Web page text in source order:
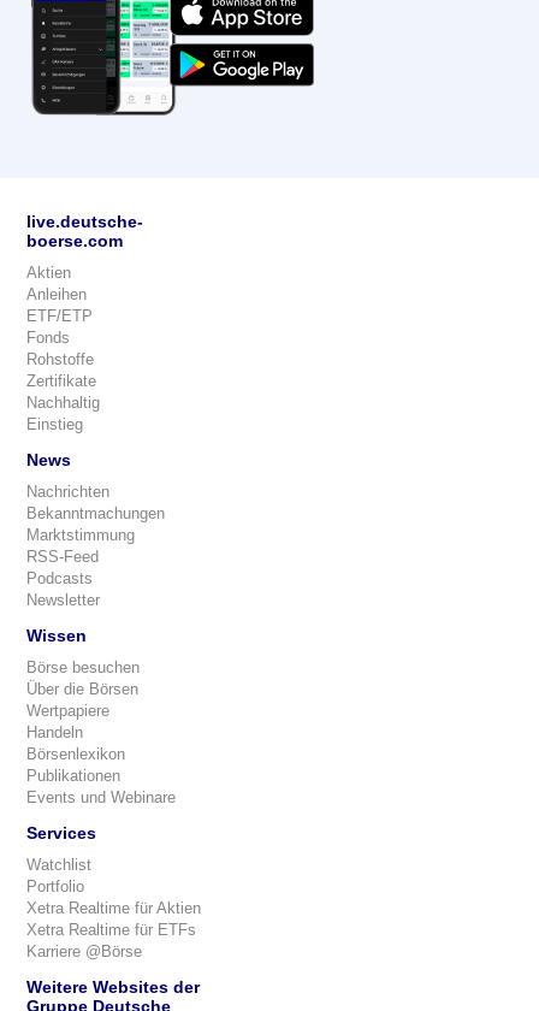
live.deutsche-
boerse.com
Aktien
Anleihen
ETF/ETP
Fonds
Rohstoffe
Zertifikate
Nachhaltig
Einstieg
News
Nachrichten
Bekanntmachungen
Marktstimmung
RSS-Feed
Podcasts
Newsletter
Wissen
Börse besuchen
Über die Börsen
Wertpapiere
Handeln
Börsenlexikon
Publikationen
Events und Webinare
Services
Watchlist
Portfolio
Xetra Realtime für Aktien
Xetra Realtime für ETFs
Karriere @Börse
Weitere Websites der
Gruppe Deutsche